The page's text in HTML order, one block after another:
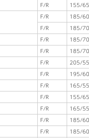
F/R 155/
F/R 185/
F/R 185/
F/R 185/
F/R 185/
F/R 205/
F/R 195/
F/R 165/
F/R 155/
F/R 165/
F/R 185/
F/R 185/